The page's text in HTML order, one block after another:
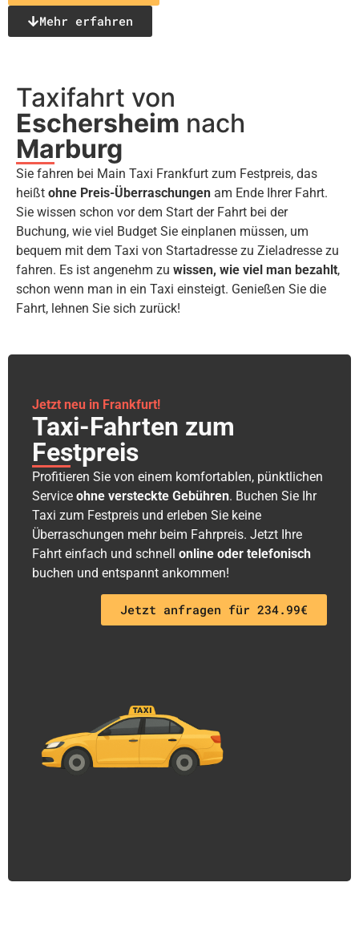
Mehr erfahren
Taxifahrt von
Eschersheim nach
Marburg
Sie fahren bei Main Taxi Frankfurt zum Festpreis, das
heißt ohne Preis-Überraschungen am Ende Ihrer Fahrt.
Sie wissen schon vor dem Start der Fahrt bei der
Buchung, wie viel Budget Sie einplanen müssen, um
bequem mit dem Taxi von Startadresse zu Zieladresse zu
fahren. Es ist angenehm zu wissen, wie viel man bezahlt,
schon wenn man in ein Taxi einsteigt. Genießen Sie die
Fahrt, lehnen Sie sich zurück!
Jetzt neu in Frankfurt!
Taxi-Fahrten zum
Festpreis
Profitieren Sie von einem komfortablen, pünktlichen
Service ohne versteckte Gebühren. Buchen Sie Ihr
Taxi zum Festpreis und erleben Sie keine
Überraschungen mehr beim Fahrpreis. Jetzt Ihre
Fahrt einfach und schnell online oder telefonisch
buchen und entspannt ankommen!
Jetzt anfragen für 234.99€